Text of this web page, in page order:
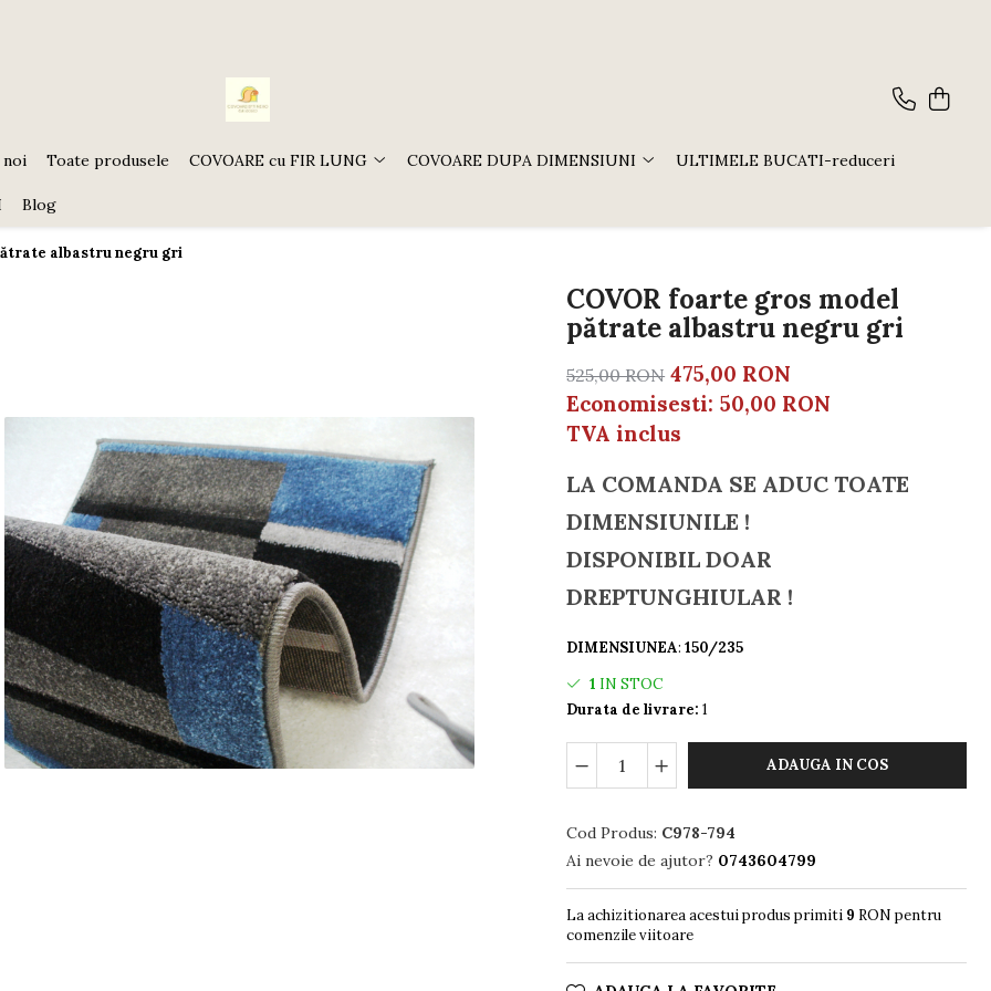
noi Toate produsele COVOARE cu FIR LUNG COVOARE DUPA DIMENSIUNI ULTIMELE BUCATI-reduceri
Blog
albastru negru gri
COVOR foarte gros model
pătrate albastru negru gri
525,00 RON 475,00 RON
Economisesti: 50,00 RON
TVA inclus
LA COMANDA SE ADUC TOATE
DIMENSIUNILE !
DISPONIBIL DOAR
DREPTUNGHIULAR !
DIMENSIUNEA:150/235
1 IN STOC
Durata de livrare: 1
ADAUGA IN COS
Cod Produs: C978-794
Ai nevoie de ajutor? 0743604799
La achizitionarea acestui produs primiti 9 RON pentru
comenzile viitoare